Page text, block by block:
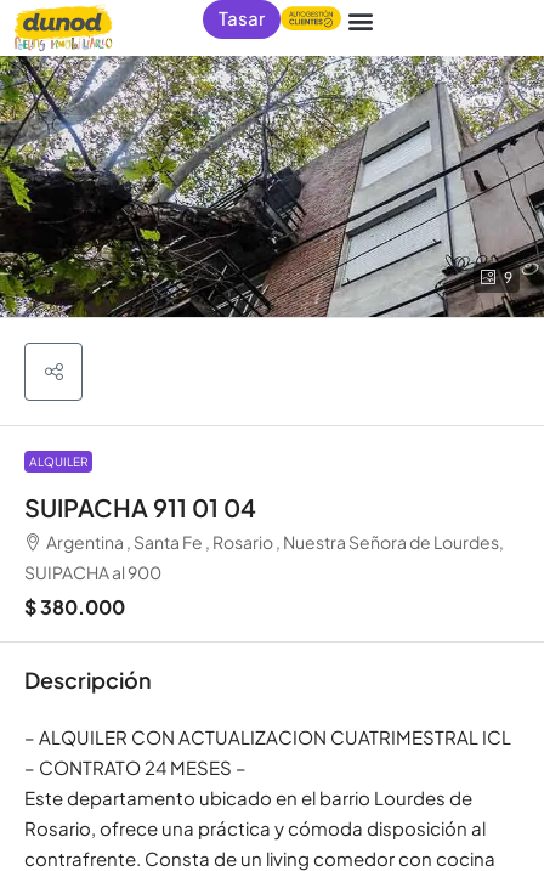
Tasar
9
ALQUILER
SUIPACHA 911 01 04
Argentina , Santa Fe , Rosario , Nuestra Señora de Lourdes,
SUIPACHA al 900
$ 380.000
Descripción
– ALQUILER CON ACTUALIZACION CUATRIMESTRAL ICL
– CONTRATO 24 MESES –
Este departamento ubicado en el barrio Lourdes de
Rosario, ofrece una práctica y cómoda disposición al
contrafrente. Consta de un living comedor con cocina